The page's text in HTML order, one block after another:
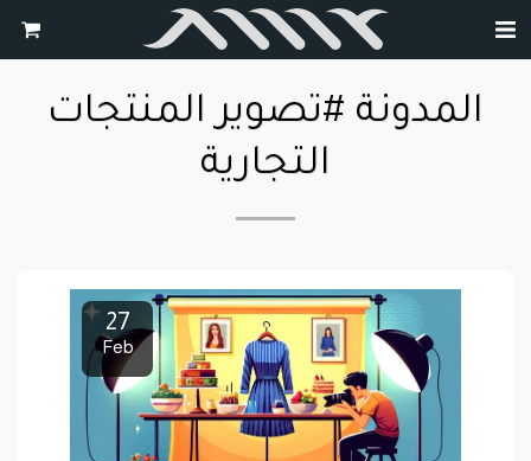
المدونة #تصوير المنتجات
التجارية
27
Feb